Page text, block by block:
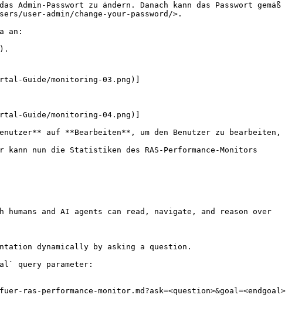
Passwort zu ändern. Danach kann das Passwort gemäß
user-admin/change-your-password/>.
an:
auf **Bearbeiten**, um den Benutzer zu bearbeiten,
nun die Statistiken des RAS-Performance-Monitors
and AI agents can read, navigate, and reason over
dynamically by asking a question.
query parameter:
performance-monitor.md?ask=<question>&goal=<endgoal>